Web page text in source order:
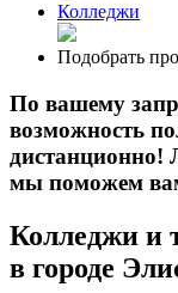
Колледжи
Подобрать
По вашему
возможность
дистанционно!
мы поможем
Колледжи и
в городе